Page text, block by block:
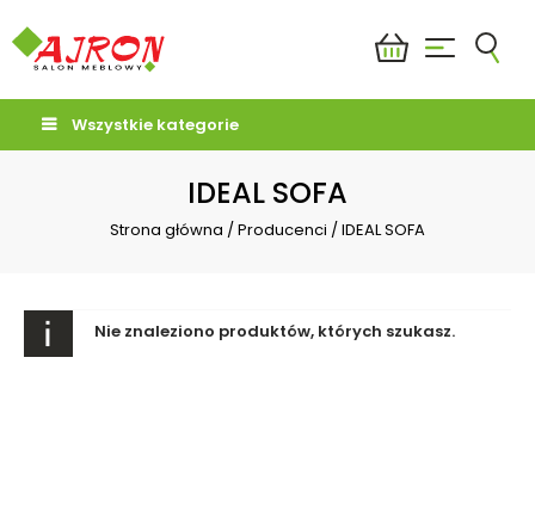
Wszystkie kategorie
IDEAL SOFA
Strona główna / Producenci / IDEAL SOFA
Nie znaleziono produktów, których szukasz.